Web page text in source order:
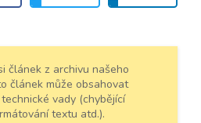
článek z archivu našeho
článek může obsahovat
vady (chybějící
textu atd.).